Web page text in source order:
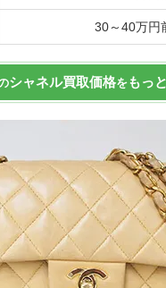
30～40万円
シャネル買取価格をもっ